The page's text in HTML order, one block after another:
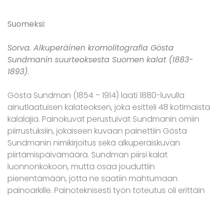
Suomeksi:
Sorva. Alkuperäinen kromolitografia Gösta
Sundmanin suurteoksesta Suomen kalat (1883-
1893).
Gösta Sundman (1854 – 1914) laati 1880-luvulla
ainutlaatuisen kalateoksen, joka esitteli 48 kotimaista
kalalajia. Painokuvat perustuivat Sundmanin omiin
piirrustuksiin, jokaiseen kuvaan painettiin Gösta
Sundmanin nimikirjoitus sekä alkuperäiskuvan
piirtämispäivämäärä. Sundman piirsi kalat
luonnonkokoon, mutta osaa jouduttiin
pienentämään, jotta ne saatiin mahtumaan
painoarkille. Painoteknisesti työn toteutus oli erittäin